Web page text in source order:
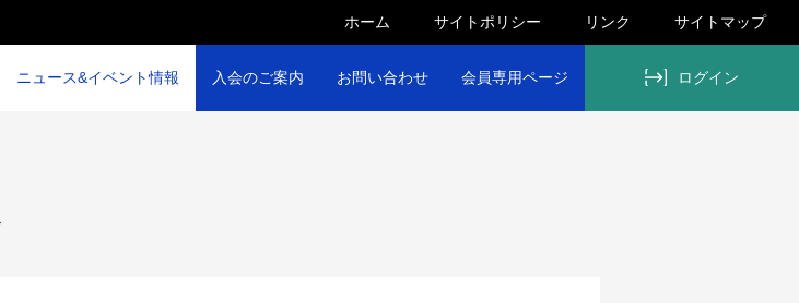
ホーム サイトポリシー リンク サイトマップ
ニュース&イベント情報 入会のご案内 お問い合わせ 会員専用ページ ログイン